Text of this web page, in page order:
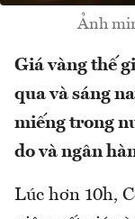
Ảnh
Giá vàng thế
qua và sáng
miếng trong
do và ngân
Lúc hơn 10h,